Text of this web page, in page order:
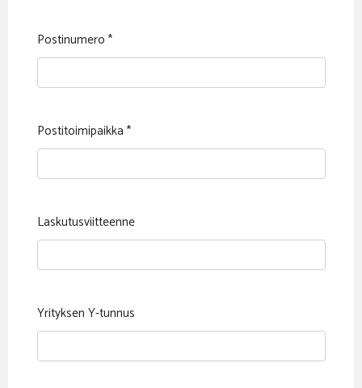
Postinumero *
Postitoimipaikka *
Laskutusviitteenne
Yrityksen Y-tunnus